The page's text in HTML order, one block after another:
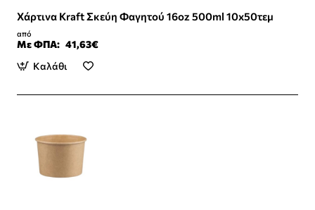
Χάρτινα Kraft Σκεύη Φαγητού 16oz 500ml 10x50τεμ
από
Με ΦΠΑ: 41,63€
Καλάθι